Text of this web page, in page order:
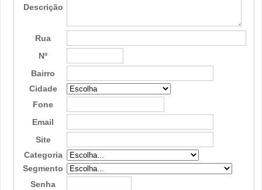
Descrição
Rua
Nº
Bairro
Cidade
Fone
Email
Site
Categoria
Segmento
Senha